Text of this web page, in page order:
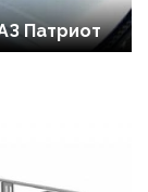
Патриот